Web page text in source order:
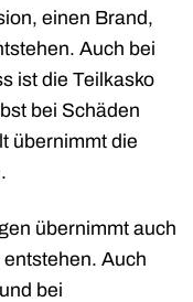
einen Brand,
Auch bei
ist die Teilkasko
bei Schäden
übernimmt die
übernimmt auch
Auch
bei